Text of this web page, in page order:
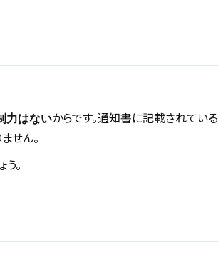
力はないからです。通知書に記載されている
せん。
。